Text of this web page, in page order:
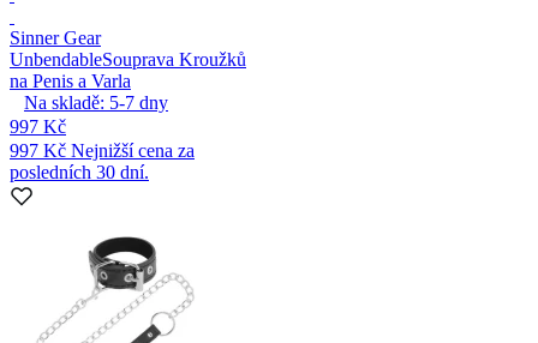
Sinner Gear
UnbendableSouprava Kroužků
na Penis a Varla
Na skladě: 5-7 dny
997 Kč
997 Kč Nejnižší cena za
posledních 30 dní.